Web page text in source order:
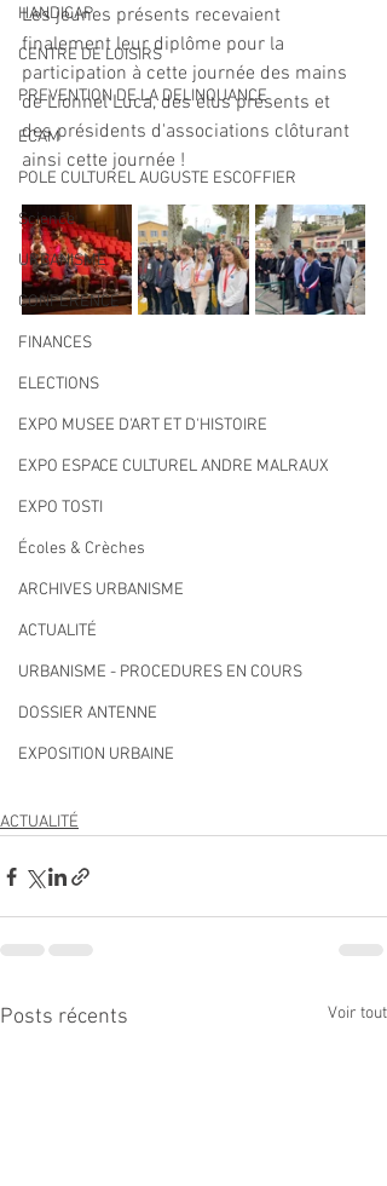
HANDICAP
CENTRE DE LOISIRS
PREVENTION DE LA DELINQUANCE
ECAM
POLE CULTUREL AUGUSTE ESCOFFIER
Science
URBANISME
CONFERENCE
FINANCES
ELECTIONS
EXPO MUSEE D'ART ET D'HISTOIRE
EXPO ESPACE CULTUREL ANDRE MALRAUX
EXPO TOSTI
Écoles & Crèches
ARCHIVES URBANISME
ACTUALITÉ
URBANISME - PROCEDURES EN COURS
DOSSIER ANTENNE
EXPOSITION URBAINE
Les jeunes présents recevaient
finalement leur diplôme pour la
participation à cette journée des mains
de Lionnel Luca, des élus présents et
des présidents d'associations clôturant
ainsi cette journée !
ACTUALITÉ
Posts récents Voir tout